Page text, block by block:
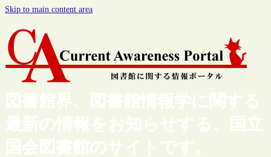
Skip to main content area
図書館界、図書館情報学に関する
最新の情報をお知らせする、国立
国会図書館のサイトです。